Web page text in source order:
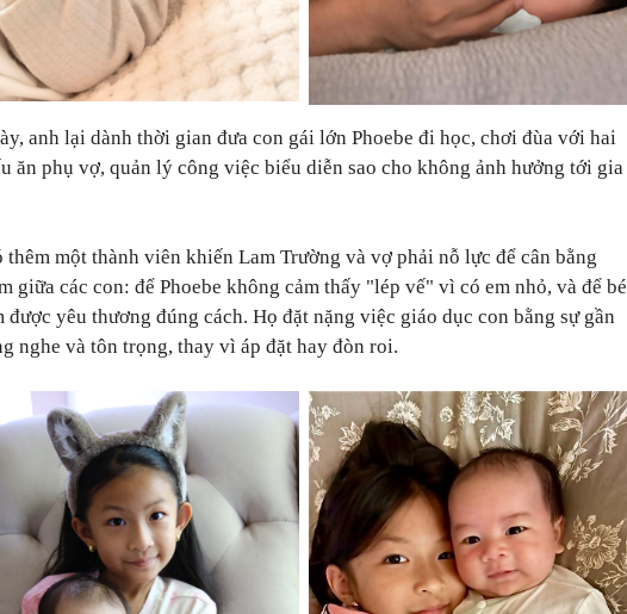
anh lại dành thời gian đưa con gái lớn Phoebe đi học, chơi đùa với hai
ăn phụ vợ, quản lý công việc biểu diễn sao cho không ảnh hưởng tới gia
thêm một thành viên khiến Lam Trường và vợ phải nỗ lực để cân bằng
giữa các con: để Phoebe không cảm thấy "lép vế" vì có em nhỏ, và để bé
được yêu thương đúng cách. Họ đặt nặng việc giáo dục con bằng sự gần
nghe và tôn trọng, thay vì áp đặt hay đòn roi.